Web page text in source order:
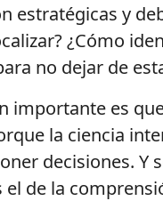
estratégicas y
¿Cómo
no dejar de
importante es
la ciencia
decisiones. Y
de la